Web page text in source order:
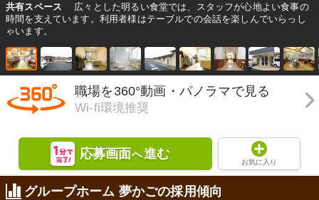
共有スペース
広々とした明るい食堂では、スタッフが心地よい食事の
時間を支えています。利用者様はテーブルでの会話を楽しんでいらっし
ゃいます。
職場を360°動画・パノラマで見る
Wi-fi環境推奨
応募画面へ進む
お気に入り
グループホーム 夢かごの採用傾向